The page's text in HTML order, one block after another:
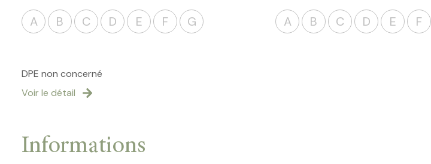
A B C D E F G A B C D E F
DPE non concerné
Voir le détail
Informations